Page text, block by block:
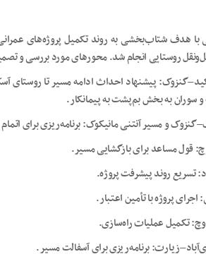
با هدف شتاب‌بخشی به روند تکمیل پروژه‌های
روستایی انجام شد. محورهای مورد بررسی و
سوران به بخش بم‌پشت به پیمانکار.